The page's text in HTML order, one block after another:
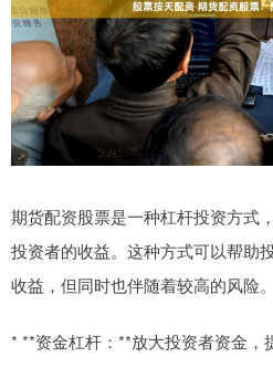
期货配资股票是一种杠杆投资方式
投资者的收益。这种方式可以帮助
收益，但同时也伴随着较高的风险。
* **资金杠杆：**放大投资者资金，